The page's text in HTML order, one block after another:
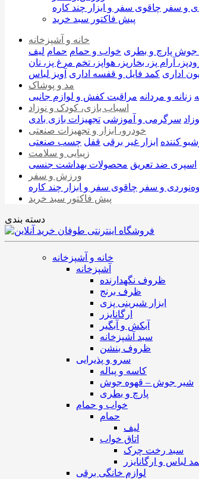
و سفر چاقوی سفر و ابزار چند کاره
پیش فاکتور سبد خرید
خانه و آشپزخانه
جوش پارچ و بطری خواب و حمام حمام لیف
آرام پز، بخارپز، هواپز، تخم مرغ پز، نان
اداری کمد فایل و قفسه اداری آویز لباس
مد و پوشاک
زنانه و مردانه مراقبت کفش و لوازم جانبی
اسباب بازی، کودک و نوزاد
سرگرمی و آموزشی تجهیزات بازی بادی
خودرو، ابزار و تجهیزات صنعتی
کننده ابزار غیر برقی قفل چسب صنعتی
زیبایی و سلامت
اسپری ضد تعریق محصولات بهداشت جنسی
ورزش و سفر
و سفر چاقوی سفر و ابزار چند کاره
پیش فاکتور سبد خرید
دسته بندی
خانه و آشپزخانه
آشپزخانه
ظروف نگهدارنده
ظرف برنج
ابزار شیرینی پزی
ارگانایزر
آبکش و آبگیر
سبد آشپزخانه
ظروف بنشن
سرو و پذیرایی
کاسه و پیاله
شیر جوش – قهوه جوش
پارچ و بطری
خواب و حمام
حمام
لیف
اتاق خواب
سبد رخت چرک
لباس و ارگانایزر
لوازم خانگی برقی